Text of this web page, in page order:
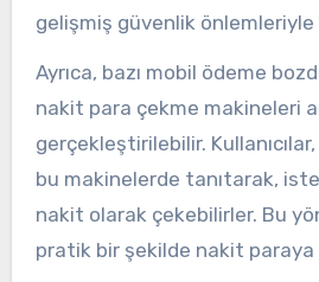
gelişmiş güvenlik önlemleriyle
Ayrıca, bazı mobil ödeme
nakit para çekme makineleri
gerçekleştirilebilir.
bu makinelerde tanıtarak,
nakit olarak çekebilirler. Bu
pratik bir şekilde nakit paraya